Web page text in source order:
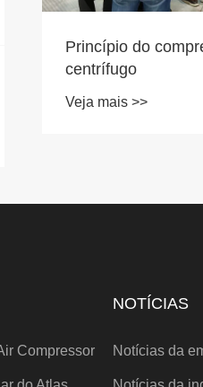
Princípio do
centrífugo
Veja mais >>
Compressor
NOTÍCIAS
Notícias da